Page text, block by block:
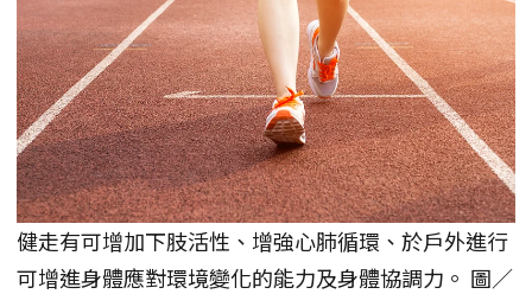
健走有可增加下肢活性、增強心肺循環、於戶外進行
可增進身體應對環境變化的能力及身體協調力。 圖／